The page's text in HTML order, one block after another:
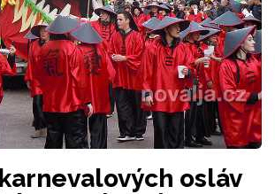
osláv